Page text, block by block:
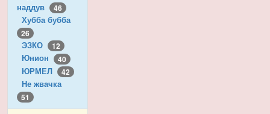
наддув
46
Хубба бубба
26
ЭЗКО 12
Юнион 40
ЮРМЕЛ 42
Не жвачка
51